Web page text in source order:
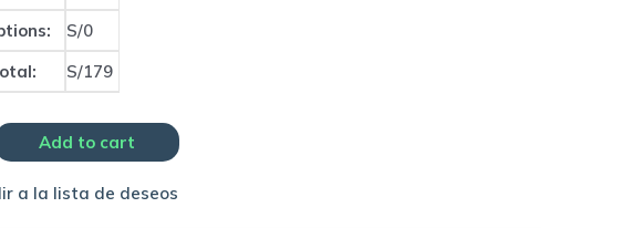
S/0
S/179
Add to cart
a la lista de deseos